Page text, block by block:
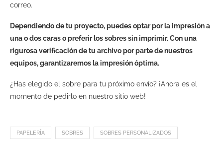
correo.
Dependiendo de tu proyecto, puedes optar por la impresión a
una o dos caras o preferir los sobres sin imprimir. Con una
rigurosa verificación de tu archivo por parte de nuestros
equipos, garantizaremos la impresión óptima.
¿Has elegido el sobre para tu próximo envío? ¡Ahora es el
momento de pedirlo en nuestro sitio web!
PAPELERÍA SOBRES SOBRES PERSONALIZADOS